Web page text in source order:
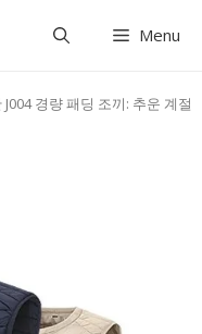
Menu
경량 패딩 조끼: 추운 계절